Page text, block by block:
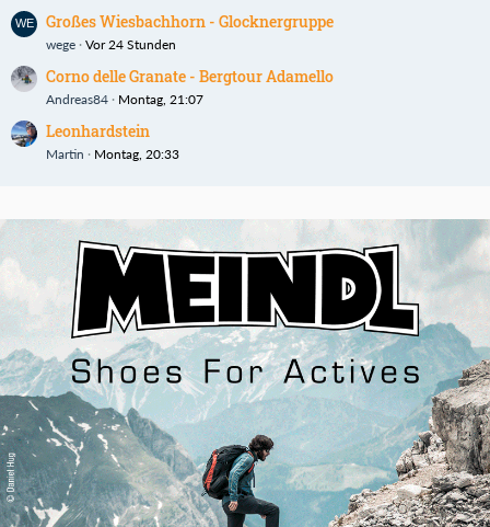
Großes Wiesbachhorn - Glocknergruppe
wege Vor 24 Stunden
Corno delle Granate - Bergtour Adamello
Andreas84 Montag, 21:07
Leonhardstein
Martin Montag, 20:33